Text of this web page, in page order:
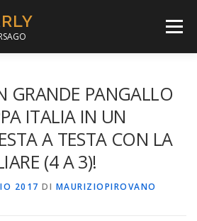
Menù
MINIBASKET
GRANDE PANGALLO
ITALIA IN UN
A TESTA CON LA
(4 A 3)!
2017 DI MAURIZIOPIROVANO